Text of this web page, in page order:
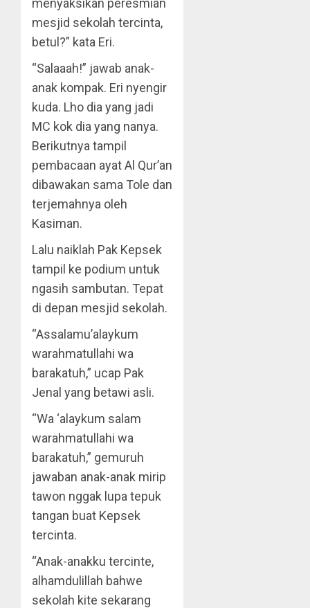
menyaksikan peresmian
mesjid sekolah tercinta,
betul?” kata Eri.
“Salaaah!” jawab anak-
anak kompak. Eri nyengir
kuda. Lho dia yang jadi
MC kok dia yang nanya.
Berikutnya tampil
pembacaan ayat Al Qur’an
dibawakan sama Tole dan
terjemahnya oleh
Kasiman.
Lalu naiklah Pak Kepsek
tampil ke podium untuk
ngasih sambutan. Tepat
di depan mesjid sekolah.
“Assalamu’alaykum
warahmatullahi wa
barakatuh,” ucap Pak
Jenal yang betawi asli.
“Wa ‘alaykum salam
warahmatullahi wa
barakatuh,” gemuruh
jawaban anak-anak mirip
tawon nggak lupa tepuk
tangan buat Kepsek
tercinta.
“Anak-anakku tercinte,
alhamdulillah bahwe
sekolah kite sekarang